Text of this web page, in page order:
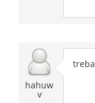
hahuw
v